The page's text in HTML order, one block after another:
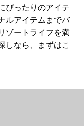
ぴったりのアイテ
ルアイテムまでバ
ゾートライフを満
しなら、まずはこ